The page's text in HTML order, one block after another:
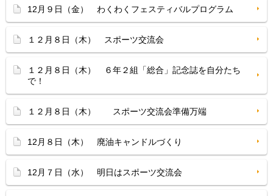
12月９日（金） わくわくフェスティバルプログラム
１２月８日（木） スポーツ交流会
１２月８日（木） ６年２組「総合」記念誌を自分たち
で！
１２月８日（木） スポーツ交流会準備万端
12月８日（木） 廃油キャンドルづくり
12月７日（水） 明日はスポーツ交流会